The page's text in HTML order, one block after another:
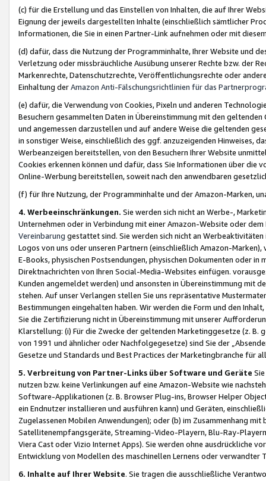
(c) für die Erstellung und das Einstellen von Inhalten, die auf Ihrer
Eignung der jeweils dargestellten Inhalte (einschließlich sämtlicher
Informationen, die Sie in einen Partner-Link aufnehmen oder mit
(d) dafür, dass die Nutzung der Programminhalte, Ihrer Website und
Verletzung oder missbräuchliche Ausübung unserer Rechte bzw. der
Markenrechte, Datenschutzrechte, Veröffentlichungsrechte oder
Einhaltung derAmazon Anti-Fälschungsrichtlinien für das
(e) dafür, die Verwendung von Cookies, Pixeln und anderen
Besuchern gesammelten Daten in Übereinstimmung mit den
und angemessen darzustellen und auf andere Weise die geltenden
in sonstiger Weise, einschließlich des ggf. anzuzeigenden Hinweises,
Werbeanzeigen bereitstellen, von den Besuchern Ihrer Website
Cookies erkennen können und dafür, dass Sie Informationen über die
Online-Werbung bereitstellen, soweit nach den anwendbaren
(f) für Ihre Nutzung, der Programminhalte und der Amazon-Marken,
4. Werbeeinschränkungen. Sie werden sich nicht an Werbe-,
Unternehmen oder in Verbindung mit einer Amazon-Website oder
Vereinbarung gestattet sind. Sie werden sich nicht an
Logos von uns oder unseren Partnern (einschließlich Amazon-
E-Books, physischen Postsendungen, physischen Dokumenten oder in
Direktnachrichten von Ihren Social-Media-Websites einfügen.
Kunden angemeldet werden) und ansonsten in Übereinstimmung mit
stehen. Auf unser Verlangen stellen Sie uns repräsentative
Bestimmungen eingehalten haben. Wir werden die Form und den
Sie die Zertifizierung nicht in Übereinstimmung mit unserer
Klarstellung: (i) Für die Zwecke der geltenden Marketinggesetze (z. B.
von 1991 und ähnlicher oder Nachfolgegesetze) sind Sie der
Gesetze und Standards und Best Practices der Marketingbranche für
5. Verbreitung von Partner-Links über Software und Geräte
nutzen bzw. keine Verlinkungen auf eine Amazon-Website wie
Software-Applikationen (z. B. Browser Plug-ins, Browser Helper
ein Endnutzer installieren und ausführen kann) und Geräten,
Zugelassenen Mobilen Anwendungen); oder (b) im Zusammenhang
Satellitenempfangsgeräte, Streaming-Video-Playern, Blu-Ray-
Viera Cast oder Vizio Internet Apps). Sie werden ohne ausdrückliche
Entwicklung von Modellen des maschinellen Lernens oder
6. Inhalte auf Ihrer Website. Sie tragen die ausschließliche